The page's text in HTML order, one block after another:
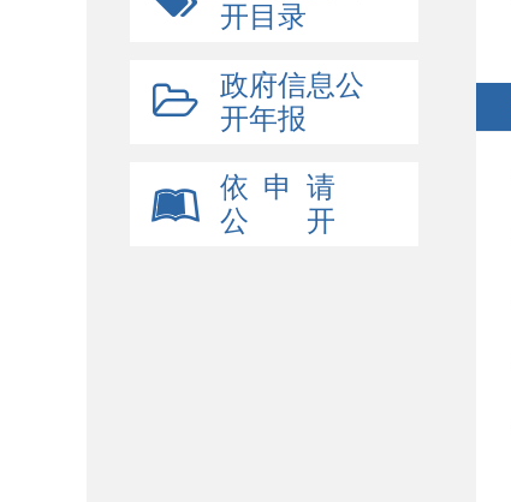
开目录
政府信息公
开年报
依 申 请
公 开